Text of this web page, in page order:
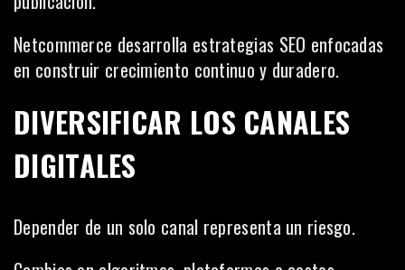
Netcommerce desarrolla estrategias SEO enfocadas
en construir crecimiento continuo y duradero.
DIVERSIFICAR LOS CANALES
DIGITALES
Depender de un solo canal representa un riesgo.